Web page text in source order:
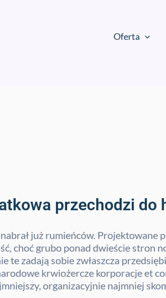
Oferta
przechodzi do
już rumieńców. Projektowane
choć grubo ponad dwieście stron
te zadają sobie zwłaszcza
krwiożercze korporacje et
organizacyjnie najmniej